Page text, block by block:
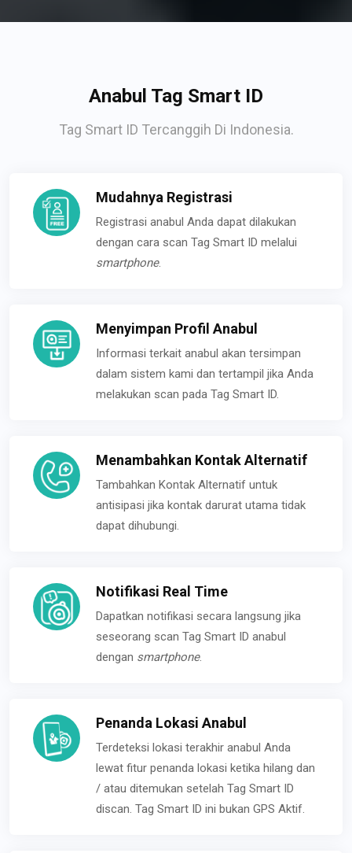
Anabul Tag Smart ID
Tag Smart ID Tercanggih Di Indonesia.
Mudahnya Registrasi
Registrasi anabul Anda dapat dilakukan
dengan cara scan Tag Smart ID melalui
smartphone.
Menyimpan Profil Anabul
Informasi terkait anabul akan tersimpan
dalam sistem kami dan tertampil jika Anda
melakukan scan pada Tag Smart ID.
Menambahkan Kontak Alternatif
Tambahkan Kontak Alternatif untuk
antisipasi jika kontak darurat utama tidak
dapat dihubungi.
Notifikasi Real Time
Dapatkan notifikasi secara langsung jika
seseorang scan Tag Smart ID anabul
dengan smartphone.
Penanda Lokasi Anabul
Terdeteksi lokasi terakhir anabul Anda
lewat fitur penanda lokasi ketika hilang dan
/ atau ditemukan setelah Tag Smart ID
discan. Tag Smart ID ini bukan GPS Aktif.